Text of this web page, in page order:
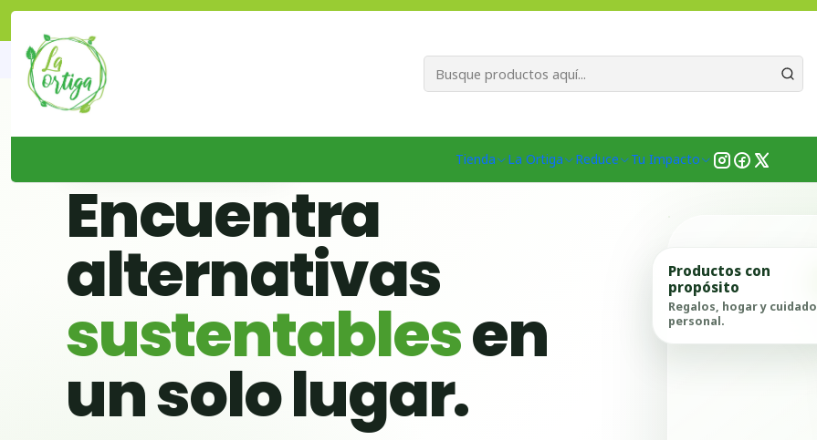
Tienda La Ortiga Reduce Tu Impacto
Ubicación Emprendedores Región del Libertador General Bernardo O'Higgins
Encuentra
alternativas
sustentablesen
un solo lugar.
Productos con
propósito
Regalos, hogar y cuidado
personal.